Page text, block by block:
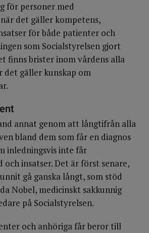
för personer med
det gäller kompetens,
för både patienter och
som Socialstyrelsen gjort
finns brister inom vårdens alla
det gäller kunskap om
annat genom att långtifrån alla
bland dem som får en diagnos
inledningsvis inte får
insatser. Det är först senare,
gå ganska långt, som stöd
Nobel, medicinskt sakkunnig
på Socialstyrelsen.
och anhöriga får beror till